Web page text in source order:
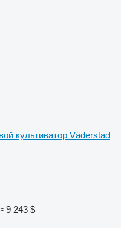
культиватор Väderstad
9 243 $